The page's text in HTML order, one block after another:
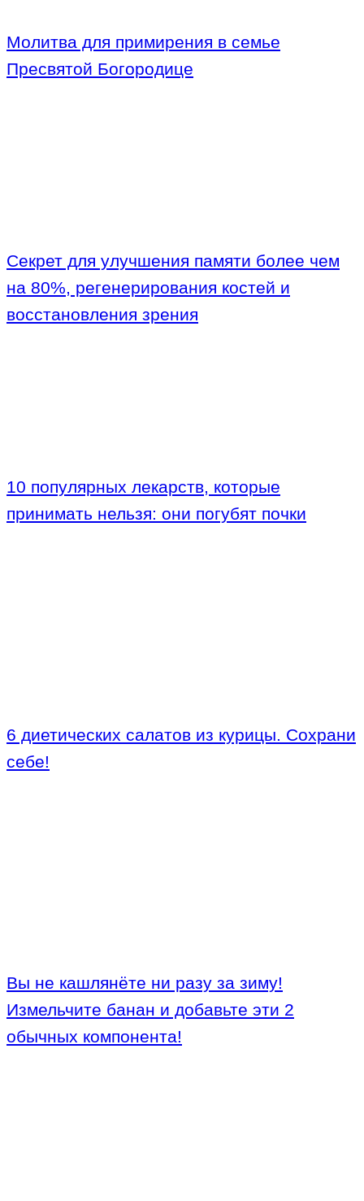
Молитва для примирения в семье
Пресвятой Богородице
Секрет для улучшения памяти более чем
на 80%, регенерирования костей и
восстановления зрения
10 популярных лекарств, которые
принимать нельзя: они погубят почки
6 диетических салатов из курицы. Сохрани
себе!
Вы не кашлянёте ни разу за зиму!
Измельчите банан и добавьте эти 2
обычных компонента!